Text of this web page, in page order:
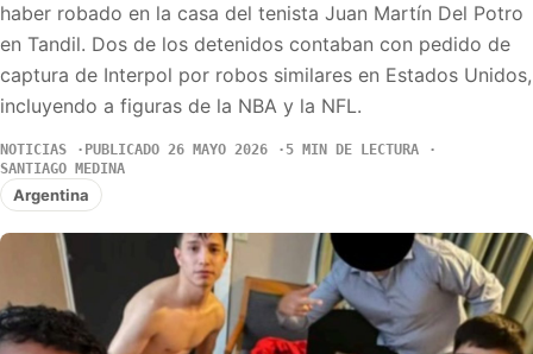
haber robado en la casa del tenista Juan Martín Del Potro
en Tandil. Dos de los detenidos contaban con pedido de
captura de Interpol por robos similares en Estados Unidos,
incluyendo a figuras de la NBA y la NFL.
NOTICIAS PUBLICADO 26 MAYO 2026
5 MIN DE LECTURA
SANTIAGO MEDINA
Argentina